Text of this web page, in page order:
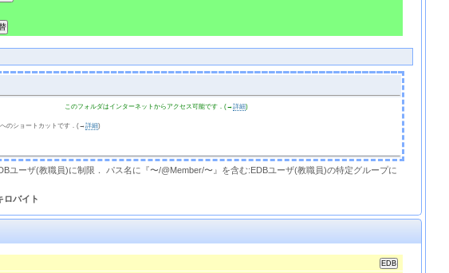
このフォルダはインターネットからアクセス可能です．(→詳細)
のショートカットです．(→詳細)
ーザ(教職員)に制限． パス名に『〜/@Member/〜』を含む:EDBユーザ(教職員)の特定グループに
ロバイト